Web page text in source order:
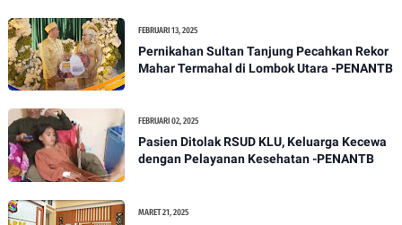
FEBRUARI 13, 2025
Pernikahan Sultan Tanjung Pecahkan Rekor
Mahar Termahal di Lombok Utara -PENANTB
FEBRUARI 02, 2025
Pasien Ditolak RSUD KLU, Keluarga Kecewa
dengan Pelayanan Kesehatan -PENANTB
MARET 21, 2025